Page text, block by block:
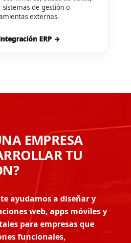
sistemas de gestión o
externas.
ERP →
EMPRESA
TU
ayudamos a diseñar y
web, apps móviles y
para empresas que
funcionales,